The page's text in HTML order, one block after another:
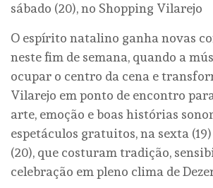
sábado (20), no Shopping Vilarejo
O espírito natalino ganha novas
neste fim de semana, quando a
ocupar o centro da cena e
Vilarejo em ponto de encontro
arte, emoção e boas histórias
espetáculos gratuitos, na sexta
(20), que costuram tradição,
celebração em pleno clima de